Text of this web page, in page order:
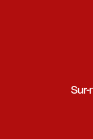
Sur-